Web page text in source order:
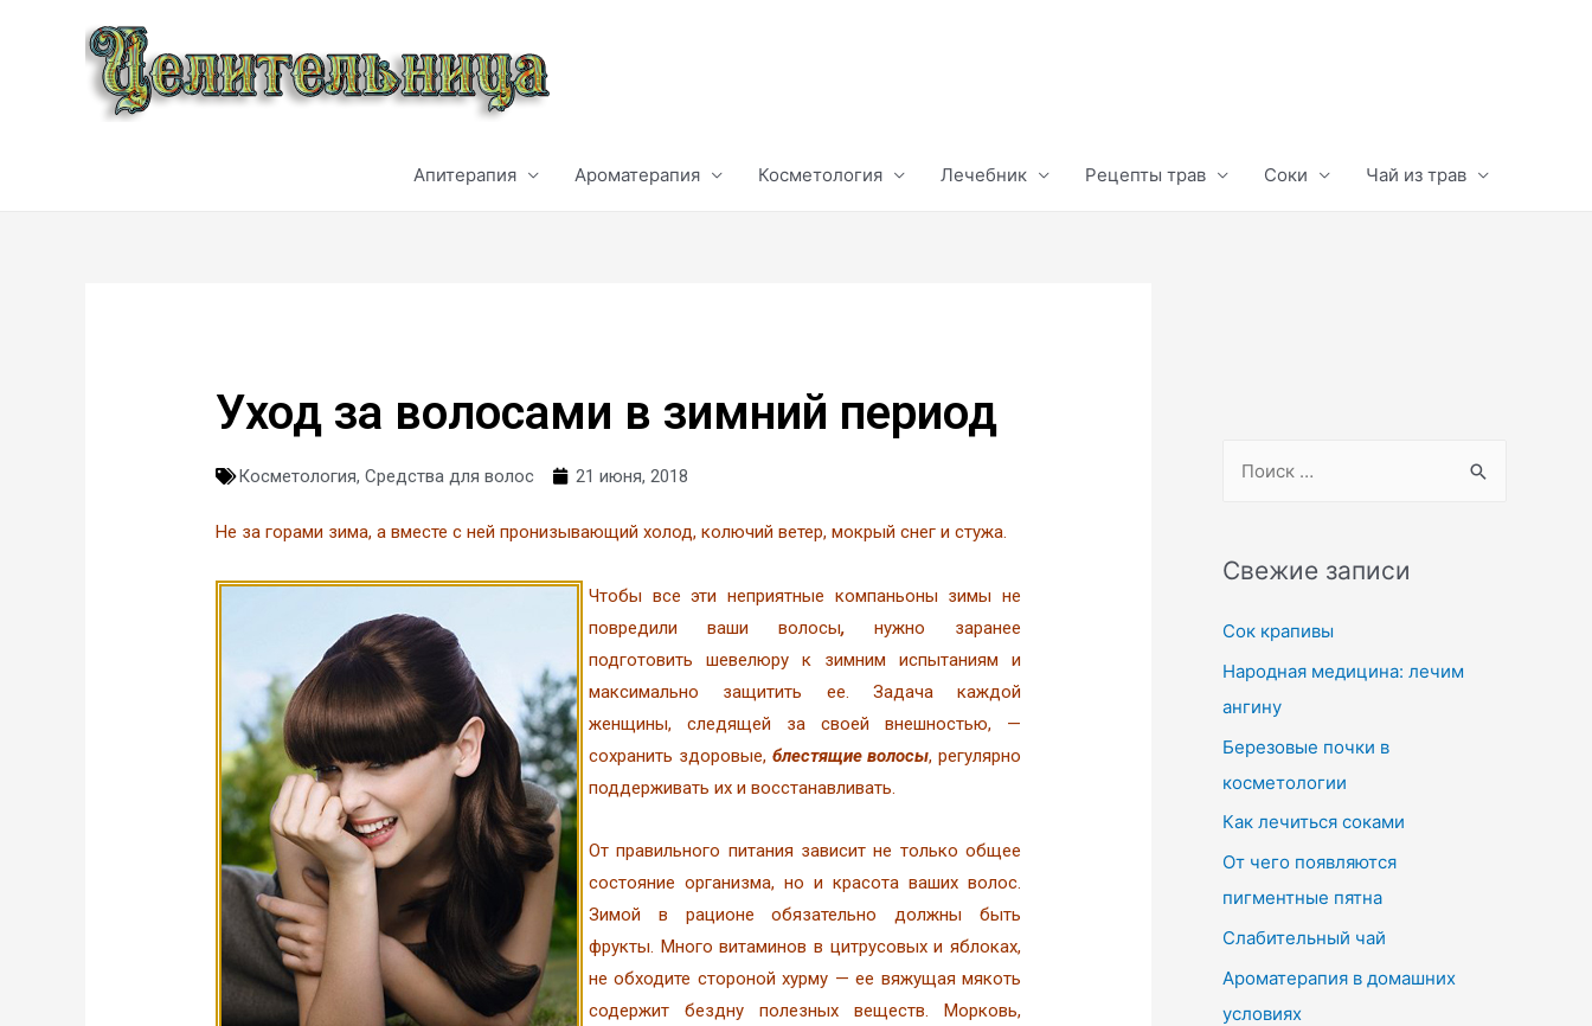
Апитерапия Ароматерапия Косметология Лечебник Рецепты трав Соки Чай из трав
Уход за волосами в зимний период
Косметология,Средства для волос 21 июня, 2018
Не за горами зима, а вместе с ней пронизывающий холод, колючий ветер, мокрый снег и стужа.
Чтобы все эти неприятные компаньоны зимы не
повредили ваши волосы, нужно заранее
подготовить шевелюру к зимним испытаниям и
максимально защитить ее. Задача каждой
женщины, следящей за своей внешностью, —
сохранить здоровые, блестящие волосы, регулярно
поддерживать их и восстанавливать.
От правильного питания зависит не только общее
состояние организма, но и красота ваших волос.
Зимой в рационе обязательно должны быть
фрукты. Много витаминов в цитрусовых и яблоках,
не обходите стороной хурму — ее вяжущая мякоть
содержит бездну полезных веществ. Морковь,
Свежие записи
Сок крапивы
Народная медицина: лечим
ангину
Березовые почки в
косметологии
Как лечиться соками
От чего появляются
пигментные пятна
Слабительный чай
Ароматерапия в домашних
условиях